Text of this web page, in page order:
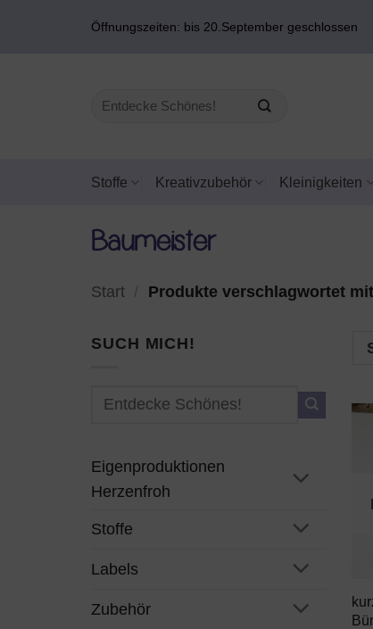
Öffnungszeiten: bis 20.September geschlossen
Suchen
Stoffe Kreativzubehör Kleinigkeiten
Baumeister
Start Produkte verschlagwortet
SUCH MICH!
Suchen
Eigenproduktionen
Herzenfroh
Stoffe
Labels
Zubehör